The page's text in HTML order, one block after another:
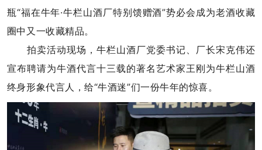
瓶“福在牛年·牛栏山酒厂特别馈赠酒”势必会成为老酒收藏
圈中又一收藏精品。
拍卖活动现场，牛栏山酒厂党委书记、厂长宋克伟还
宣布聘请为牛酒代言十三载的著名艺术家王刚为牛栏山酒
终身形象代言人，给“牛酒迷”们一份牛年的惊喜。